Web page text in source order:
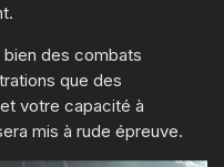
des combats
que des
votre capacité à
mis à rude épreuve.